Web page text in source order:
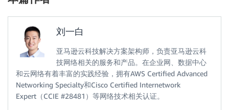
刘一白
亚马逊云科技解决方案架构师，负责亚马逊云科
技网络相关的服务和产品。在企业网、数据中心
和云网络有着丰富的实践经验，拥有AWS Certified Advanced
Networking Specialty和Cisco Certified Internetwork
Expert（CCIE #28481）等网络技术相关认证。